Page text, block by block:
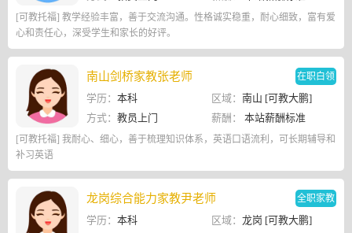
[可教托福] 教学经验丰富，善于交流沟通。性格诚实稳重，耐心细致，富有爱
心和责任心，深受学生和家长的好评。
南山剑桥家教张老师 在职白领
学历： 本科 区域： 南山 [可教大鹏]
方式： 教员上门 薪酬： 本站薪酬标准
[可教托福] 我耐心、细心，善于梳理知识体系，英语口语流利，可长期辅导和
补习英语
龙岗综合能力家教尹老师 全职家教
学历： 本科 区域： 龙岗 [可教大鹏]